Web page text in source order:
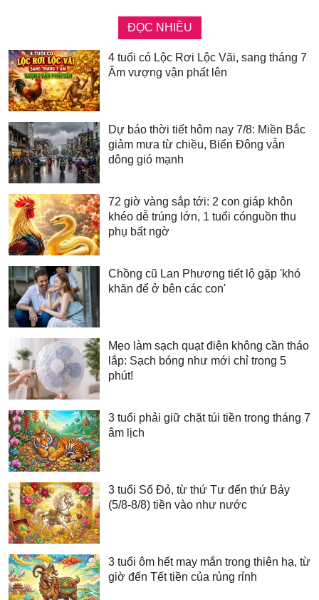
ĐỌC NHIỀU
4 tuổi có Lộc Rơi Lộc Vãi, sang tháng 7
Âm vượng vận phất lên
Dự báo thời tiết hôm nay 7/8: Miền Bắc
giảm mưa từ chiều, Biển Đông vẫn
dông gió mạnh
72 giờ vàng sắp tới: 2 con giáp khôn
khéo dễ trúng lớn, 1 tuổi cónguồn thu
phụ bất ngờ
Chồng cũ Lan Phương tiết lộ gặp 'khó
khăn để ở bên các con'
Mẹo làm sạch quạt điện không cần tháo
lắp: Sạch bóng như mới chỉ trong 5
phút!
3 tuổi phải giữ chặt túi tiền trong tháng 7
âm lịch
3 tuổi Số Đỏ, từ thứ Tư đến thứ Bảy
(5/8-8/8) tiền vào như nước
3 tuổi ôm hết may mắn trong thiên hạ, từ
giờ đến Tết tiền của rủng rỉnh